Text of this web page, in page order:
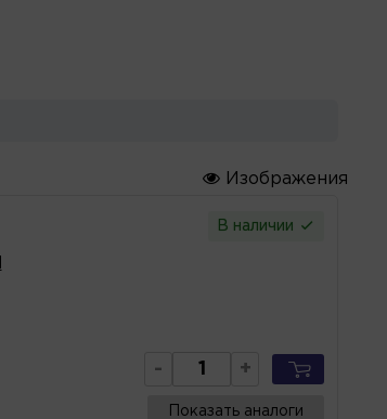
Изображения
В наличии
- +
Показать аналоги